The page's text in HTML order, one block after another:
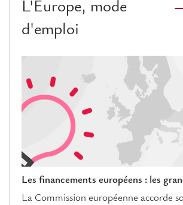
L'Europe, mode
d'emploi
Les financements européens : les
La Commission européenne accorde